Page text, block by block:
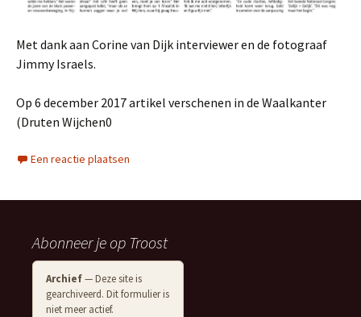
Met dank aan Corine van Dijk interviewer en de fotograaf
Jimmy Israels.
Op 6 december 2017 artikel verschenen in de Waalkanter
(Druten Wijchen0
Een reactie plaatsen
Abonneer je op Troost
Archief— Deze site is
gearchiveerd. Dit formulier is
niet meer actief.